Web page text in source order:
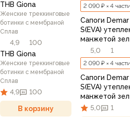
THB Giona
Женские треккинговые
ботинки c мембраной
Сплав
4,9
100
THB Giona
Женские треккинговые
ботинки c мембраной
Сплав
4,9 100
В корзину
2 090 ₽ × 4
Сапоги
S(EVA)
манжетой
5,0
1
2 090 ₽ × 4
Сапоги
S(EVA)
манжетой
5,0
1